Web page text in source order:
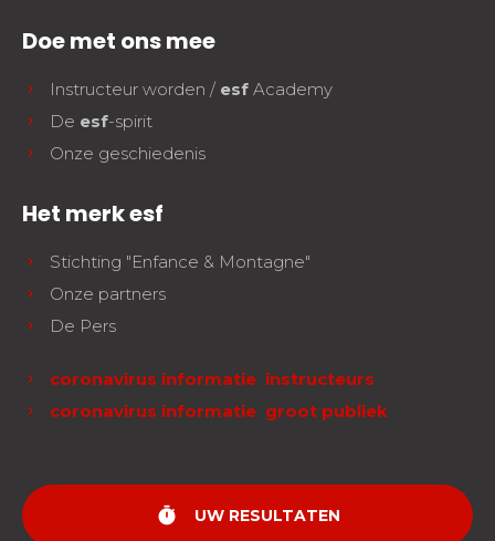
Doe met ons mee
Instructeur worden / esf Academy
De esf-spirit
Onze geschiedenis
Het merk esf
Stichting "Enfance & Montagne"
Onze partners
De Pers
coronavirus informatie instructeurs
coronavirus informatie groot publiek
timer UW RESULTATEN